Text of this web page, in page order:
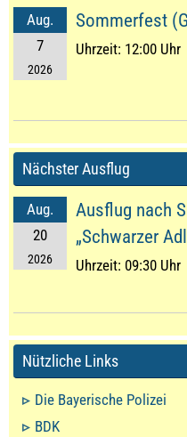
Aug.
7
2026
Sommerfest
Uhrzeit: 12:00 Uhr
Nächster Ausflug
Aug.
20
2026
Ausflug nach
„Schwarzer
Uhrzeit: 09:30 Uhr
Nützliche Links
Die Bayerische Polizei
BDK